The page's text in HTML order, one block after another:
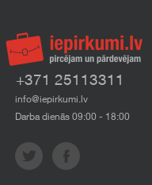
+371 25113311
info@iepirkumi.lv
Darba dienās 09:00 - 18:00